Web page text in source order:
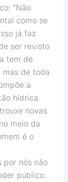
“Não
como se
já faz
ser revisto
tem de
mas de toda
a
hídrica
novas
meio da
é o
por nós não
público.